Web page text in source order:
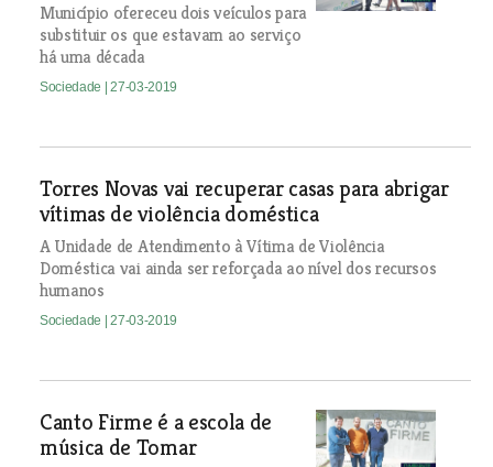
Município ofereceu dois veículos para
substituir os que estavam ao serviço
há uma década
Sociedade | 27-03-2019
Torres Novas vai recuperar casas para abrigar
vítimas de violência doméstica
A Unidade de Atendimento à Vítima de Violência
Doméstica vai ainda ser reforçada ao nível dos recursos
humanos
Sociedade | 27-03-2019
Canto Firme é a escola de
música de Tomar